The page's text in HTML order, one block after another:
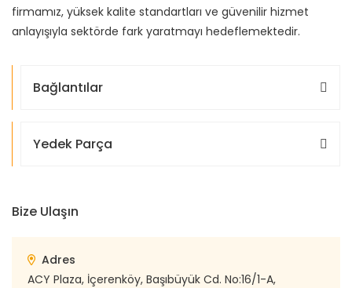
firmamız, yüksek kalite standartları ve güvenilir hizmet
anlayışıyla sektörde fark yaratmayı hedeflemektedir.
Bağlantılar
Yedek Parça
Bize Ulaşın
Adres
ACY Plaza, İçerenköy, Başıbüyük Cd. No:16/1-A,